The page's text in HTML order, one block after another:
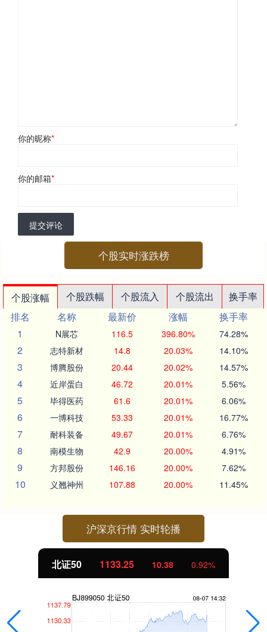
你的昵称*
你的邮箱*
提交评论
个股实时涨跌榜
个股涨幅 个股跌幅 个股流入 个股流出
换手率
排名
名称 最新价 涨幅
换手率
1
N展芯 116.5 396.80% 74.28%
2 志特新材 14.8 20.03% 14.10%
3 博腾股份 20.44 20.02% 14.57%
4 近岸蛋白 46.72 20.01% 5.56%
5 毕得医药 61.6 20.01% 6.06%
6 一博科技 53.33 20.01% 16.77%
7 耐科装备 49.67 20.01% 6.76%
8 南模生物 42.9 20.00% 4.91%
9 方邦股份 146.16 20.00% 7.62%
10 义翘神州 107.88 20.00% 11.45%
沪深京行情 实时轮播
北证50 1133.18 10.31 0.92%